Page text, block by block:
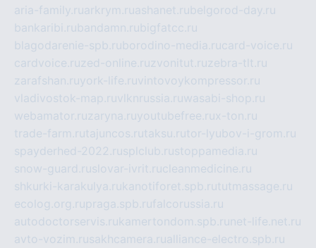
aria-family.ruarkrym.ruashanet.rubelgorod-day.ru
bankaribi.rubandamn.rubigfatcc.ru
blagodarenie-spb.ruborodino-media.rucard-voice.ru
cardvoice.ruzed-online.ruzvonitut.ruzebra-tlt.ru
zarafshan.ruyork-life.ruvintovoykompressor.ru
vladivostok-map.ruvlknrussia.ruwasabi-shop.ru
webamator.ruzaryna.ruyoutubefree.rux-ton.ru
trade-farm.rutajuncos.rutaksu.rutor-lyubov-i-grom.ru
spayderhed-2022.rusplclub.rustoppamedia.ru
snow-guard.ruslovar-ivrit.rucleanmedicine.ru
shkurki-karakulya.rukanotiforet.spb.rututmassage.ru
ecolog.org.rupraga.spb.rufalcorussia.ru
autodoctorservis.rukamertondom.spb.ru net-life.net.ru
avto-vozim.rusakhcamera.rualliance-electro.spb.ru